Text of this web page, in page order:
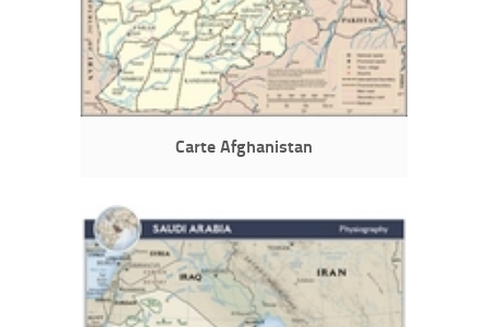
Carte Afghanistan